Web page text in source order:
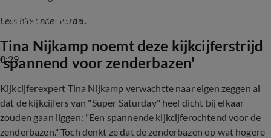
Lees hieronder verder.
0:29
Vanaf 9 mei | De Staatsloterij Show
Tina Nijkamp noemt deze kijkcijferstrijd
'spannend voor zenderbazen'
Kijkcijferexpert Tina Nijkamp verwachtte naar eigen zeggen al
dat de kijkcijfers van "Super Saturday" heel dicht bij elkaar
zouden gaan liggen: "Een spannende kijkcijferochtend voor de
zenderbazen." Toch denkt ze dat de zenderbazen op wat hogere